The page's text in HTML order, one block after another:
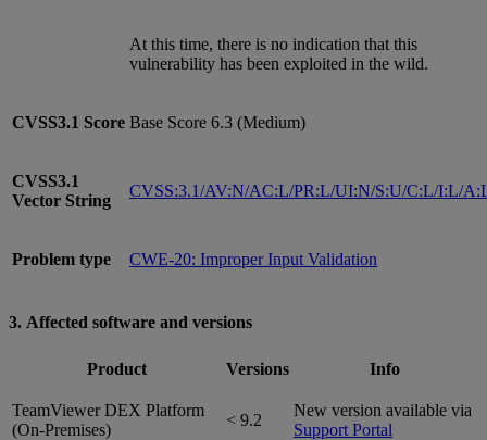
At this time, there is no indication that this
vulnerability has been exploited in the wild.
CVSS3.1 Score Base Score 6.3 (Medium)
CVSS3.1
Vector String
CVSS:3.1/AV:N/AC:L/PR:L/UI:N/S:U/C:L/I:L/
Problem type CWE-20: Improper Input Validation
3. Affected software and versions
Product Versions Info
TeamViewer DEX Platform
(On-Premises)
< 9.2
New version available via
Support Portal